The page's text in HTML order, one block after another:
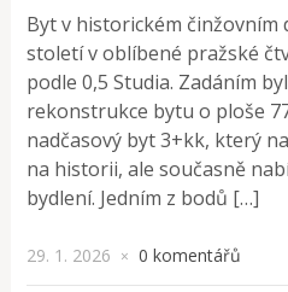
Byt v historickém činžovním
století v oblíbené pražské
podle 0,5 Studia. Zadáním
rekonstrukce bytu o ploše
nadčasový byt 3+kk, který
na historii, ale současně
bydlení. Jedním z bodů […]
29. 1. 2026 × 0 komentářů